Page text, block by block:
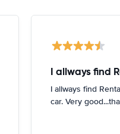
I allways find
I allways find
car. Very